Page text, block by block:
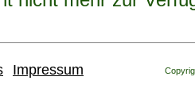
Impressum